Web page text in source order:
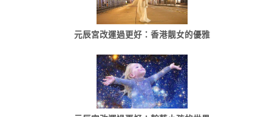
元辰宮改運過更好：香港靓女的優雅